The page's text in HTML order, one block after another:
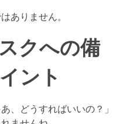
ありません。
クへの備
ント
、どうすればいいの？」